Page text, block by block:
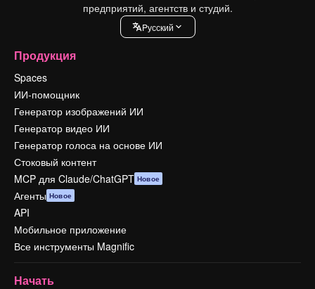
предприятий, агентств и студий.
Pусский
Продукция
Spaces
ИИ-помощник
Генератор изображений ИИ
Генератор видео ИИ
Генератор голоса на основе ИИ
Стоковый контент
MCP для Claude/ChatGPT Новое
Агенты Новое
API
Мобильное приложение
Все инструменты Magnific
Начать